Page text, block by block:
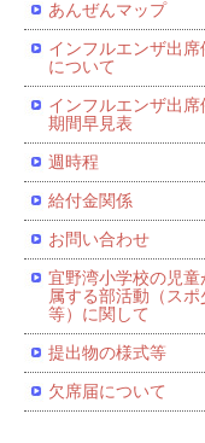
あんぜんマップ
インフルエンザ出席
について
インフルエンザ出席
期間早見表
週時程
給付金関係
お問い合わせ
宜野湾小学校の児童
属する部活動（スポ
等）に関して
提出物の様式等
欠席届について